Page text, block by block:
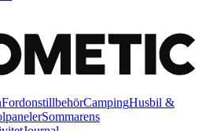
FordonstillbehörCampingHusbil &
Sommarens